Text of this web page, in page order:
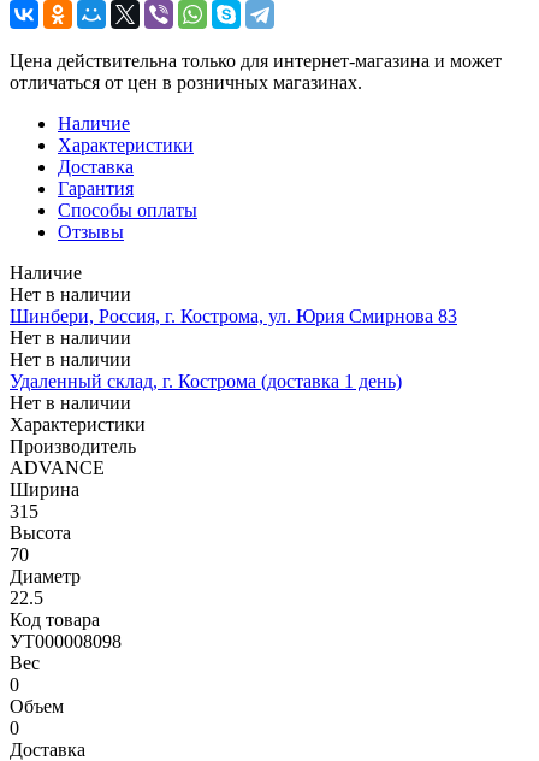
Цена действительна только для интернет-магазина и может
отличаться от цен в розничных магазинах.
Наличие
Характеристики
Доставка
Гарантия
Способы оплаты
Отзывы
Наличие
Нет в наличии
Шинбери, Россия, г. Кострома, ул. Юрия Смирнова 83
Нет в наличии
Нет в наличии
Удаленный склад, г. Кострома (доставка 1 день)
Нет в наличии
Характеристики
Производитель
ADVANCE
Ширина
315
Высота
70
Диаметр
22.5
Код товара
УТ000008098
Вес
0
Объем
0
Доставка